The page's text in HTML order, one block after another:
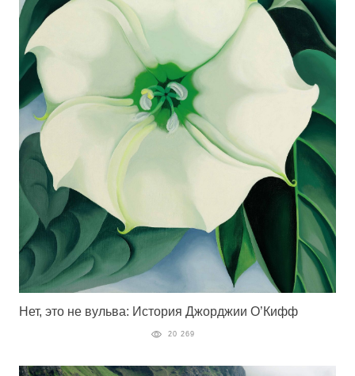
Нет, это не вульва: История Джорджии О’Кифф
20 269